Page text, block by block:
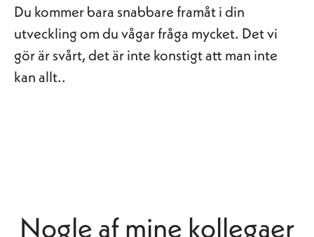
Du kommer bara snabbare framåt i din
utveckling om du vågar fråga mycket. Det vi
gör är svårt, det är inte konstigt att man inte
kan allt..
Nogle af mine kollegaer